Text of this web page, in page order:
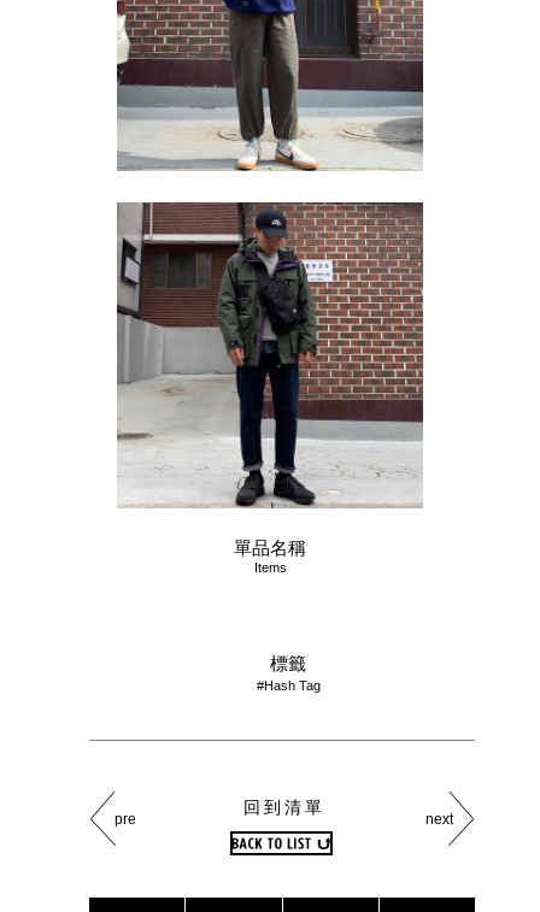
單品名稱
Items
標籤
#Hash Tag
pre next
回到清單